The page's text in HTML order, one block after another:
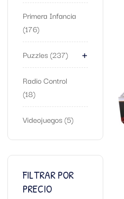
Primera Infancia
176
Puzzles 237 +
Radio Control
18
Videojuegos 5
FILTRAR POR
PRECIO